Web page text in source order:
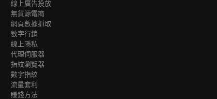
Wish
Yahoo Gemini
YouTube
YouTube Premium
Zalando
Zelle
線上廣告投放
無貨源電商
網頁數據抓取
數字行銷
線上隱私
代理伺服器
指紋瀏覽器
數字指紋
流量套利
賺錢方法